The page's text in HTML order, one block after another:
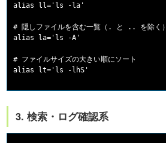
alias ll='ls -la'
# 隠しファイルを含む一覧（. と .. を除く）
alias la='ls -A'
# ファイルサイズの大きい順にソート
3. 検索・ログ確認系